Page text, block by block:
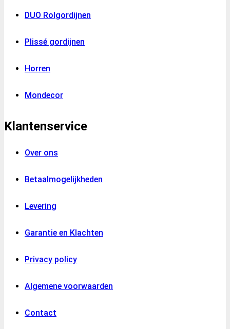
DUO Rolgordijnen
Plissé gordijnen
Horren
Mondecor
Klantenservice
Over ons
Betaalmogelijkheden
Levering
Garantie en Klachten
Privacy policy
Algemene voorwaarden
Contact